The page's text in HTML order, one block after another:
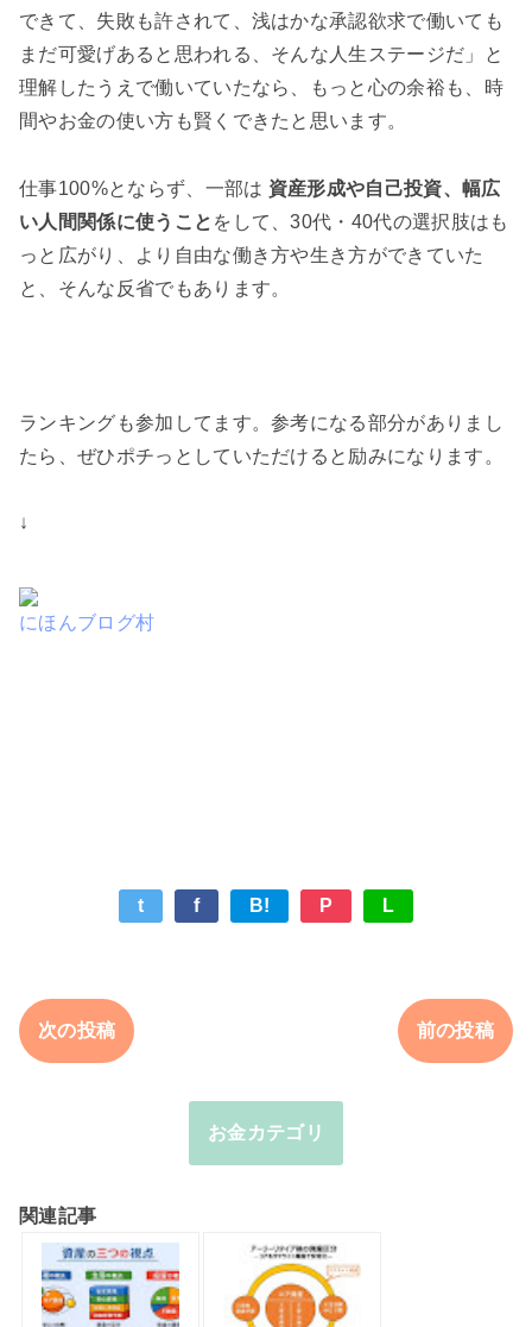
できて、失敗も許されて、浅はかな承認欲求で働いても
まだ可愛げあると思われる、そんな人生ステージだ」と
理解したうえで働いていたなら、もっと心の余裕も、時
間やお金の使い方も賢くできたと思います。
仕事100%とならず、一部は 資産形成や自己投資、幅広
い人間関係に使うこと をして、30代・40代の選択肢はも
っと広がり、より自由な働き方や生き方ができていた
と、そんな反省でもあります。
ランキングも参加してます。参考になる部分がありまし
たら、ぜひポチっとしていただけると励みになります。
↓
にほんブログ村
t f B! P L
次の投稿 前の投稿
お金カテゴリ
関連記事